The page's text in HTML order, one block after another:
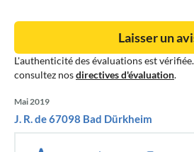
L'authenticité des évaluations est
consultez nosdirectives d'évaluation.
Laisser un
Mai 2019
J. R. de 67098 Bad Dürkheim